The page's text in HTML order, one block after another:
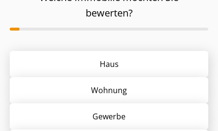
bewerten?
Haus
Wohnung
Gewerbe